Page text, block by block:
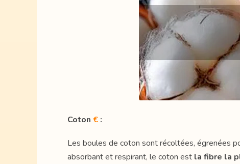
Coton € :
Les boules de coton sont récoltées, égrenées
absorbant et respirant, le coton est la fibre la